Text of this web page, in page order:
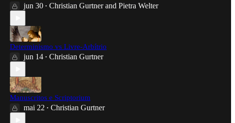
jun 30 • Christian Gurtnerand Pietra Welter
Determinismo vs Livre-Arbítrio
jun 14 • Christian Gurtner
Manuscritos e Scriptorium
mai 22 • Christian Gurtner